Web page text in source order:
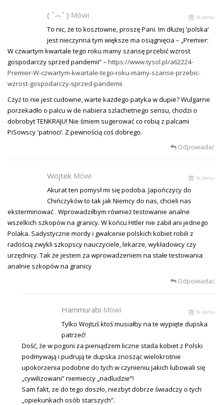
( ˇ෴ˇ ) Mówi % temu
To nic, że to kosztowne, proszę Pani. Im dłużej 'polska’
jest nieczynna tym większe ma osiągnięcia – „Premier:
W czwartym kwartale tego roku mamy szansę przebić wzrost
gospodarczy sprzed pandemii” – https://www.tysol.pl/a62224-
Premier-W-czwartym-kwartale-tego-roku-mamy-szanse-przebic-
wzrost-gospodarczy-sprzed-pandemii
Czyż to nie jest cudowne, warte każdego patyka w dupie? Wulgarne
porzekadło o palcu w de nabiera szlachetnego sensu, chodzi o
dobrobyt TENKRAJU! Nie śmiem sugerować co robią z palcami
PiSowscy 'patrioci’. Z pewnością coś dobrego.
Odpowiadać
Wojtek Mówi % temu
Akurat ten pomysł mi się podoba. Japończycy do
Chińczyków to tak jak Niemcy do nas, chcieli nas
eksterminować . Wprowadziłbym również testowanie analne
wszelkich szkopów na granicy. W końcu Hitler nie zabił ani jednego
Polaka. Sadystyczne mordy i gwałcenie polskich kobiet robili z
radością zwykli szkopscy nauczyciele, lekarze, wykładowcy czy
urzędnicy. Tak że jestem za wprowadzeniem na stałe testowania
analnie szkopów na granicy
Odpowiadać
Hammurabi Mówi % temu
Tylko Wojtuś ktoś musiałby na te wypięte dupska
patrzeć!
Dość, że w pogoni za pieniądzem liczne stada kobiet z Polski
podmywają i pudrują te dupska znosząc wielokrotnie
upokorzenia podobne do tych w czynieniu jakich lubowali się
„cywilizowani” niemieccy „nadludzie”!
Sam fakt, ze do tego doszło, niezbyt dobrze świadczy o tych
„opiekunkach osób starszych”.